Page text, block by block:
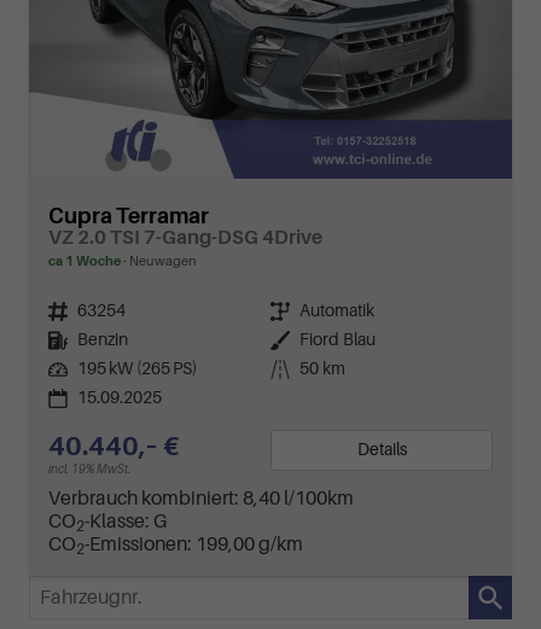
Cupra Terramar
VZ 2.0 TSI 7-Gang-DSG 4Drive
ca 1 Woche Neuwagen
Fahrzeugnr. 63254 Getriebe Automatik
Kraftstoff
Benzin Außenfarbe
Fiord Blau
Leistung
195 kW (265 PS) Kilometerstand
50 km
15.09.2025
40.440,– €
incl. 19% MwSt.
Details
Verbrauch kombiniert: 8,40 l/100km
CO2-Klasse: G
CO2-Emissionen: 199,00 g/km
Fahrzeugnr.